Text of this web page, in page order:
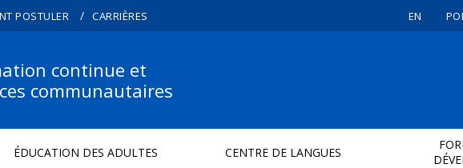
POSTULER / CARRIÈRES EN
continue et
communautaires
ÉDUCATION DES ADULTES CENTRE DE LANGUES